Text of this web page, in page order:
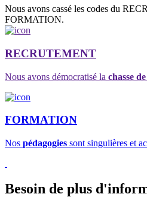
Nous avons cassé les codes du
FORMATION.
RECRUTEMENT
Nous avons démocratisé la chasse
FORMATION
Nos pédagogies sont singulières et
Besoin de plus